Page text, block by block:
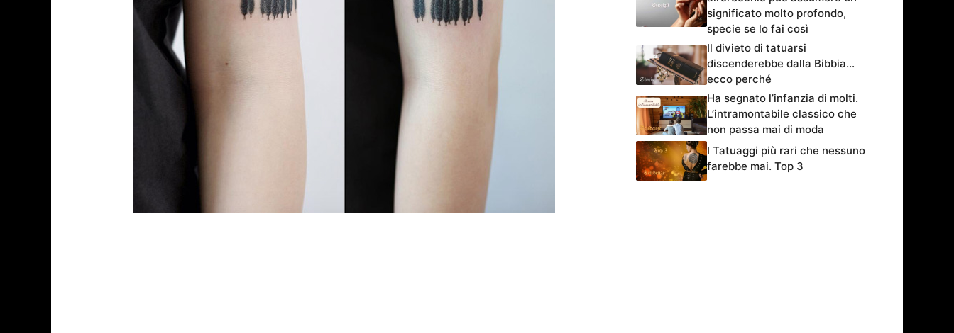
significato molto profondo,
specie se lo fai così
Il divieto di tatuarsi
discenderebbe dalla Bibbia…
ecco perché
Ha segnato l’infanzia di molti.
L’intramontabile classico che
non passa mai di moda
I Tatuaggi più rari che nessuno
farebbe mai. Top 3